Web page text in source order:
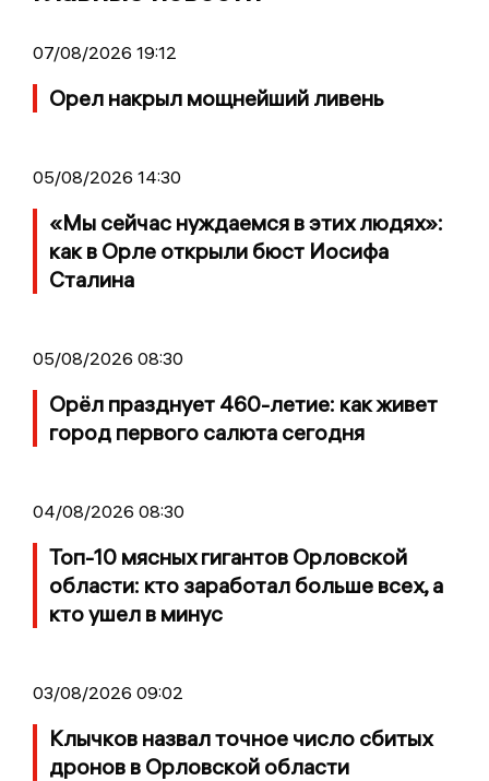
07/08/2026 19:12
Орел накрыл мощнейший ливень
05/08/2026 14:30
«Мы сейчас нуждаемся в этих людях»:
как в Орле открыли бюст Иосифа
Сталина
05/08/2026 08:30
Орёл празднует 460-летие: как живет
город первого салюта сегодня
04/08/2026 08:30
Топ-10 мясных гигантов Орловской
области: кто заработал больше всех, а
кто ушел в минус
03/08/2026 09:02
Клычков назвал точное число сбитых
дронов в Орловской области